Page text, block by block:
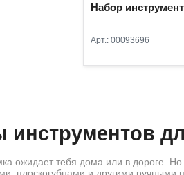
Набор
Арт.: 00093696
инструментов
ожидает тебя дома или в дороге.
плоскогубцами и другими